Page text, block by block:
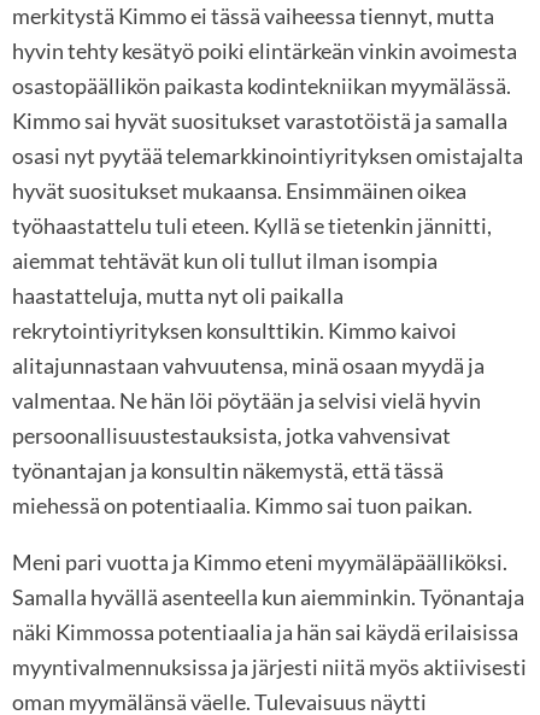
merkitystä Kimmo ei tässä vaiheessa tiennyt, mutta
hyvin tehty kesätyö poiki elintärkeän vinkin avoimesta
osastopäällikön paikasta kodintekniikan myymälässä.
Kimmo sai hyvät suositukset varastotöistä ja samalla
osasi nyt pyytää telemarkkinointiyrityksen omistajalta
hyvät suositukset mukaansa. Ensimmäinen oikea
työhaastattelu tuli eteen. Kyllä se tietenkin jännitti,
aiemmat tehtävät kun oli tullut ilman isompia
haastatteluja, mutta nyt oli paikalla
rekrytointiyrityksen konsulttikin. Kimmo kaivoi
alitajunnastaan vahvuutensa, minä osaan myydä ja
valmentaa. Ne hän löi pöytään ja selvisi vielä hyvin
persoonallisuustestauksista, jotka vahvensivat
työnantajan ja konsultin näkemystä, että tässä
miehessä on potentiaalia. Kimmo sai tuon paikan.
Meni pari vuotta ja Kimmo eteni myymäläpäälliköksi.
Samalla hyvällä asenteella kun aiemminkin. Työnantaja
näki Kimmossa potentiaalia ja hän sai käydä erilaisissa
myyntivalmennuksissa ja järjesti niitä myös aktiivisesti
oman myymälänsä väelle. Tulevaisuus näytti